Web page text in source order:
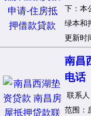
下：本
绿本和
更新时
南昌
电话
联系
范围：